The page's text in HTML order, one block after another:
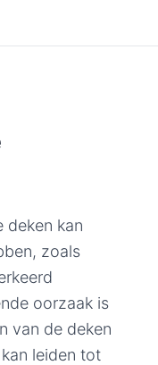
deken kan
zoals
oorzaak is
van de deken
leiden tot